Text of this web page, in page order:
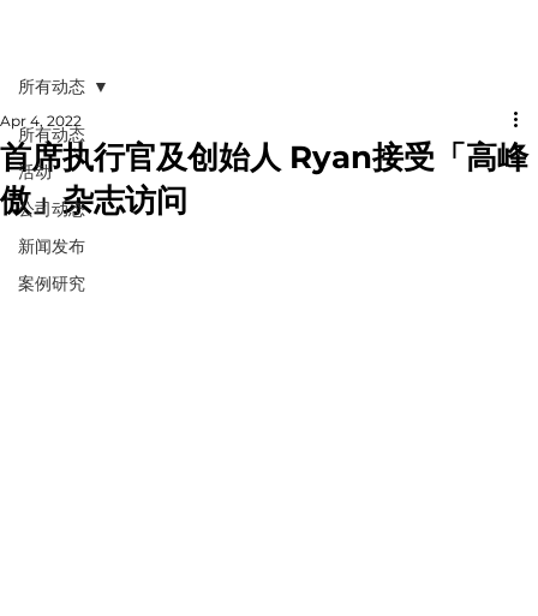
所有动态
活动
公司动态
新闻发布
案例研究
所有动态
首席执行官及创始人 Ryan接受「高峰
傲」杂志访问
Apr 4, 2022